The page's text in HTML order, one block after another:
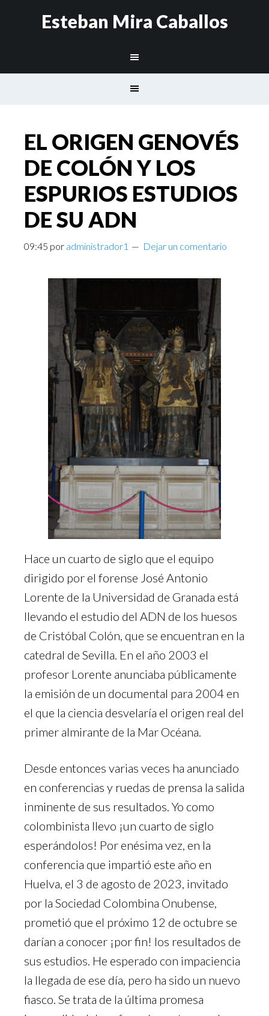
Esteban Mira Caballos
EL ORIGEN GENOVÉS
DE COLÓN Y LOS
ESPURIOS ESTUDIOS
DE SU ADN
09:45 por administrador1 Dejar un comentario
Hace un cuarto de siglo que el equipo
dirigido por el forense José Antonio
Lorente de la Universidad de Granada está
llevando el estudio del ADN de los huesos
de Cristóbal Colón, que se encuentran en la
catedral de Sevilla. En el año 2003 el
profesor Lorente anunciaba públicamente
la emisión de un documental para 2004 en
el que la ciencia desvelaría el origen real del
primer almirante de la Mar Océana.
Desde entonces varias veces ha anunciado
en conferencias y ruedas de prensa la salida
inminente de sus resultados. Yo como
colombinista llevo ¡un cuarto de siglo
esperándolos! Por enésima vez, en la
conferencia que impartió este año en
Huelva, el 3 de agosto de 2023, invitado
por la Sociedad Colombina Onubense,
prometió que el próximo 12 de octubre se
darían a conocer ¡por fin! los resultados de
sus estudios. He esperado con impaciencia
la llegada de ese día, pero ha sido un nuevo
fiasco. Se trata de la última promesa